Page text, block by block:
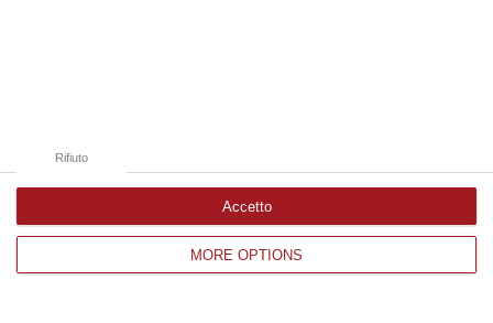
MORE OPTIONS
Rifiuto
Accetto
Corriere delle Calabria è una testata giornalistica di News&Com S.r.l